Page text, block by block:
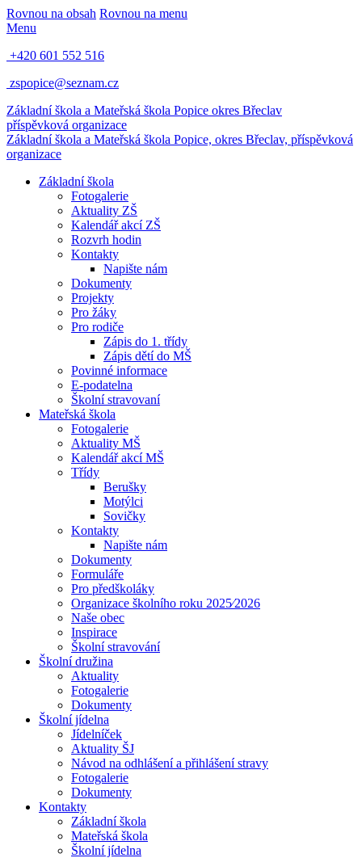
Rovnou na obsah Rovnou na menu
Menu
+420 601 552 516
zspopice@seznam.cz
Základní škola a Mateřská škola Popice okres Břeclav
příspěvková organizace
Základní škola a Mateřská škola Popice, okres Břeclav, příspěvková
organizace
Základní škola
Fotogalerie
Aktuality ZŠ
Kalendář akcí ZŠ
Rozvrh hodin
Kontakty
Napište nám
Dokumenty
Projekty
Pro žáky
Pro rodiče
Zápis do 1. třídy
Zápis dětí do MŠ
Povinné informace
E-podatelna
Školní stravovaní
Mateřská škola
Fotogalerie
Aktuality MŠ
Kalendář akcí MŠ
Třídy
Berušky
Motýlci
Sovičky
Kontakty
Napište nám
Dokumenty
Formuláře
Pro předškoláky
Organizace školního roku 2025⁄2026
Naše obec
Inspirace
Školní stravování
Školní družina
Aktuality
Fotogalerie
Dokumenty
Školní jídelna
Jídelníček
Aktuality ŠJ
Návod na odhlášení a přihlášení stravy
Fotogalerie
Dokumenty
Kontakty
Základní škola
Mateřská škola
Školní jídelna